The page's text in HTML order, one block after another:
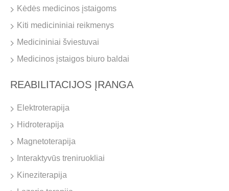
Kėdės medicinos įstaigoms
Kiti medicininiai reikmenys
Medicininiai šviestuvai
Medicinos įstaigos biuro baldai
REABILITACIJOS ĮRANGA
Elektroterapija
Hidroterapija
Magnetoterapija
Interaktyvūs treniruokliai
Kineziterapija